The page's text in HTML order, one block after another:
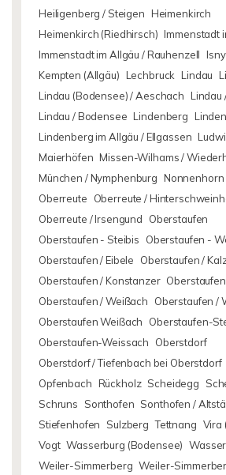
Heiligenberg / Steigen Heimenkirch
Heimenkirch (Riedhirsch) Immenstadt
Immenstadt im Allgäu / Rauhenzell
Kempten (Allgäu) Lechbruck Lindau
Lindau (Bodensee) / Aeschach Lindau
Lindau / Bodensee Lindenberg
Lindenberg im Allgäu / Ellgassen
Maierhöfen Missen-Wilhams /
München / Nymphenburg Nonnenhorn
Oberreute
Oberreute /
Oberreute / Irsengund
Oberstaufen
Oberstaufen - Steibis
Oberstaufen -
Oberstaufen / Eibele
Oberstaufen /
Oberstaufen / Konstanzer
Oberstaufen / Weißach
Oberstaufen /
Oberstaufen Weißach
Oberstaufen-
Oberstaufen-Weissach
Oberstdorf
Oberstdorf / Tiefenbach bei Oberstdorf
Opfenbach Rückholz Scheidegg
Schruns
Sonthofen Sonthofen /
Stiefenhofen
Sulzberg Tettnang Vira
Vogt Wasserburg (Bodensee)
Weiler-Simmerberg Weiler-